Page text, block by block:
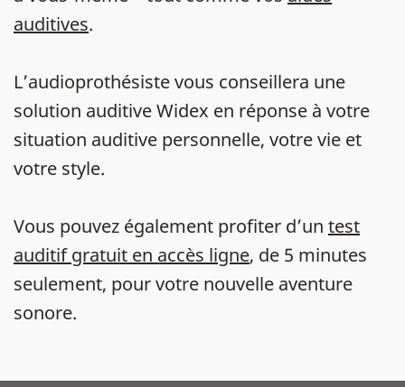
auditives.
L’audioprothésiste vous conseillera une
solution auditive Widex en réponse à votre
situation auditive personnelle, votre vie et
votre style.
Vous pouvez également profiter d’un test
auditif gratuit en accès ligne, de 5 minutes
seulement, pour votre nouvelle aventure
sonore.